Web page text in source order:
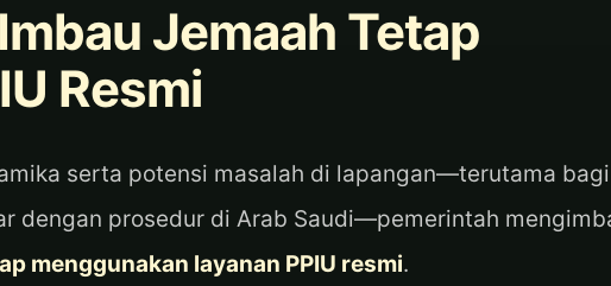
Jemaah Tetap
Resmi
serta potensi masalah di lapangan—terutama bagi
dengan prosedur di Arab Saudi—pemerintah
menggunakan layanan PPIU resmi.